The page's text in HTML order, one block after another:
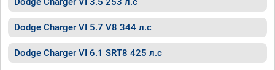
Dodge Charger VI 5.7 V8 344 л.с
Dodge Charger VI 6.1 SRT8 425 л.с